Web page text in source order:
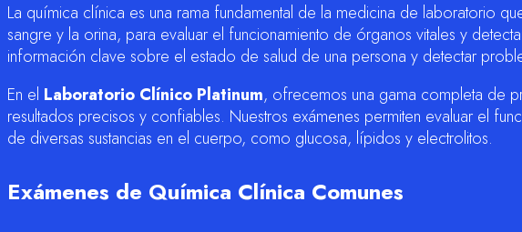
La química clínica es una rama fundamental de la medicina de laboratorio
sangre y la orina, para evaluar el funcionamiento de órganos vitales y
información clave sobre el estado de salud de una persona y detectar
En el Laboratorio Clínico Platinum, ofrecemos una gama completa de
resultados precisos y confiables. Nuestros exámenes permiten evaluar el
de diversas sustancias en el cuerpo, como glucosa, lípidos y electrolitos.
Exámenes de Química Clínica Comunes